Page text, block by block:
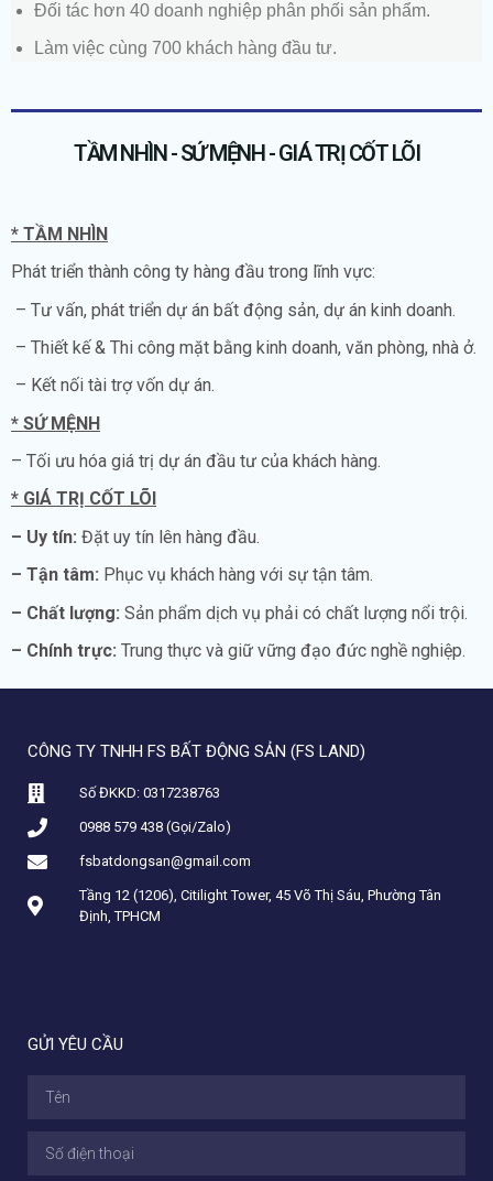
Đối tác hơn 40 doanh nghiệp phân phối sản phẩm.
Làm việc cùng 700 khách hàng đầu tư.
TẦM NHÌN - SỨ MỆNH - GIÁ TRỊ CỐT LÕI
* TẦM NHÌN
Phát triển thành công ty hàng đầu trong lĩnh vực:
– Tư vấn, phát triển dự án bất động sản, dự án kinh doanh.
– Thiết kế & Thi công mặt bằng kinh doanh, văn phòng, nhà ở.
– Kết nối tài trợ vốn dự án.
* SỨ MỆNH
– Tối ưu hóa giá trị dự án đầu tư của khách hàng.
* GIÁ TRỊ CỐT LÕI
– Uy tín: Đặt uy tín lên hàng đầu.
– Tận tâm: Phục vụ khách hàng với sự tận tâm.
– Chất lượng: Sản phẩm dịch vụ phải có chất lượng nổi trội.
– Chính trực: Trung thực và giữ vững đạo đức nghề nghiệp.
CÔNG TY TNHH FS BẤT ĐỘNG SẢN (FS LAND)
Số ĐKKD: 0317238763
0988 579 438 (Gọi/Zalo)
fsbatdongsan@gmail.com
Tầng 12 (1206), Citilight Tower, 45 Võ Thị Sáu, Phường Tân
Định, TPHCM
GỬI YÊU CẦU